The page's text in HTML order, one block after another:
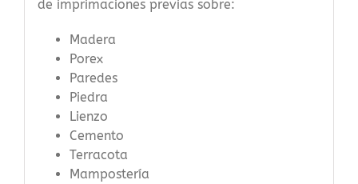
de imprimaciones previas sobre:
Madera
Porex
Paredes
Piedra
Lienzo
Cemento
Terracota
Mampostería